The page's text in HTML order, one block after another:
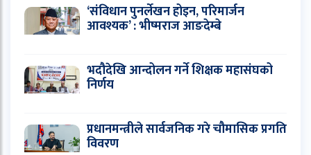
‘संविधान पुनर्लेखन होइन, परिमार्जन
आवश्यक’ : भीष्मराज आङदेम्बे
भदौदेखि आन्दोलन गर्ने शिक्षक महासंघको
निर्णय
प्रधानमन्त्रीले सार्वजनिक गरे चौमासिक प्रगति
विवरण